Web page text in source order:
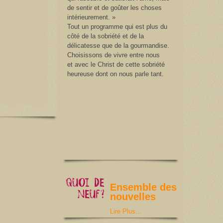
de sentir et de goûter les choses
intérieurement. »
Tout un programme qui est plus du
côté de la sobriété et de la
délicatesse que de la gourmandise.
Choisissons de vivre entre nous
et avec le Christ de cette sobriété
heureuse dont on nous parle tant.
Ensemble des
nouvelles
Lire Plus...